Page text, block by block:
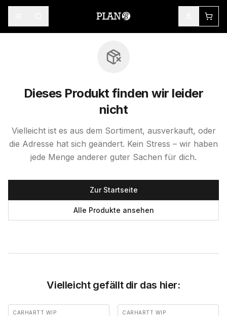
Dieses Produkt finden wir leider
nicht
Vielleicht ist es aus dem Sortiment, ausverkauft, oder
die Adresse hat sich geändert. Kein Stress – wir haben
jede Menge anderer guter Sachen für dich.
Zur Startseite
Alle Produkte ansehen
Vielleicht gefällt dir das hier:
CARHARTT WIP CARHARTT WIP